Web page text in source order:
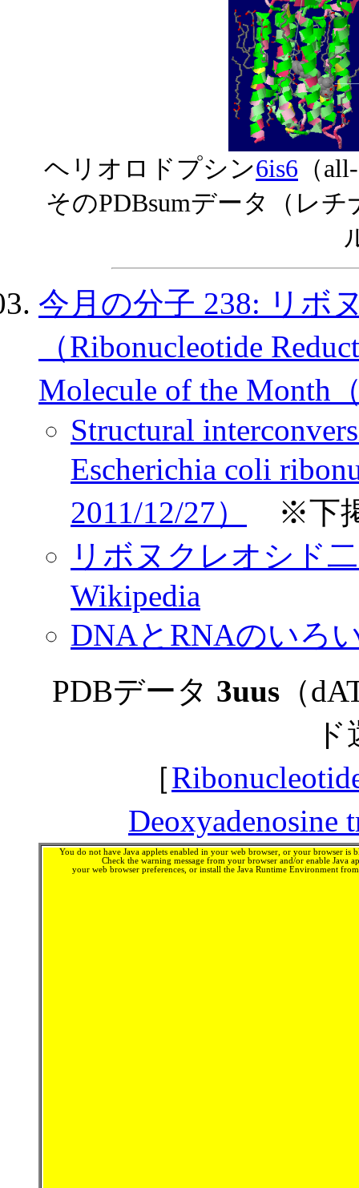
ヘリオロドプシン6is6 （all-
そのPDBsumデータ（レ
今月の分子 238: リボ
（Ribonucleotide
Molecule of the Month
Structural
Escherichia coli
2011/12/27）
※下
リボヌクレオシド
Wikipedia
DNAとRNAのいろ
PDBデータ 3uus（
［
Deoxyadenosine
You do not have Java applets enabled in your web browser, or your browser is
Check the warning message from your browser and/or enable Java
your web browser preferences, or install the Java Runtime Environment